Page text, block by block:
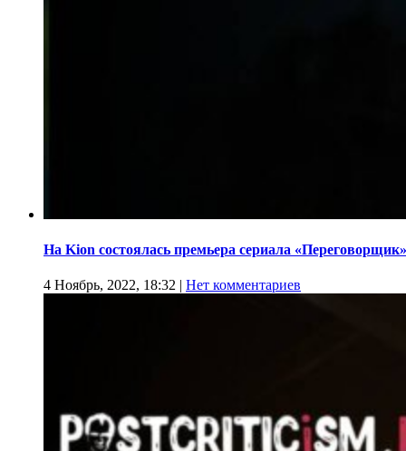
На Kion состоялась премьера сериала «Переговорщик»
4 Ноябрь, 2022, 18:32 | Нет комментариев